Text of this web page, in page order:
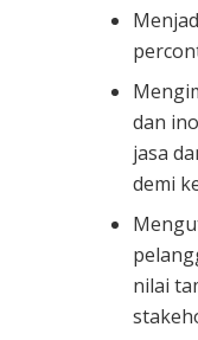
dan
jasa
demi
nilai